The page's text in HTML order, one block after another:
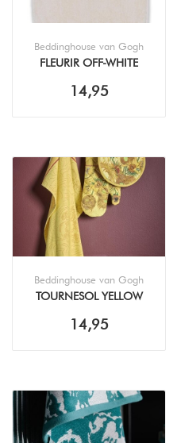
Beddinghouse van Gogh
FLEURIR OFF-WHITE
14,95
Beddinghouse van Gogh
TOURNESOL YELLOW
14,95